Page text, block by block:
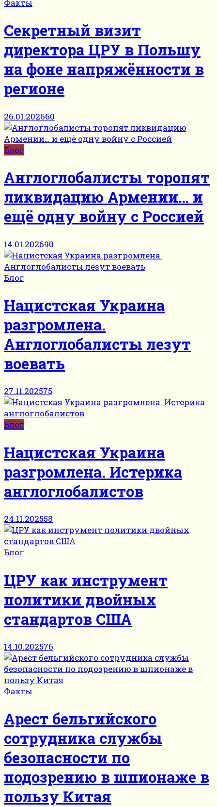
Факты
Секретный визит
директора ЦРУ в Польшу
на фоне напряжённости в
регионе
26.01.202660
Блог
Англоглобалисты торопят
ликвидацию Армении… и
ещё одну войну с Россией
14.01.202690
Блог
Нацистская Украина
разгромлена.
Англоглобалисты лезут
воевать
27.11.202575
Блог
Нацистская Украина
разгромлена. Истерика
англоглобалистов
24.11.202558
Блог
ЦРУ как инструмент
политики двойных
стандартов США
14.10.202576
Факты
Арест бельгийского
сотрудника службы
безопасности по
подозрению в шпионаже в
пользу Китая